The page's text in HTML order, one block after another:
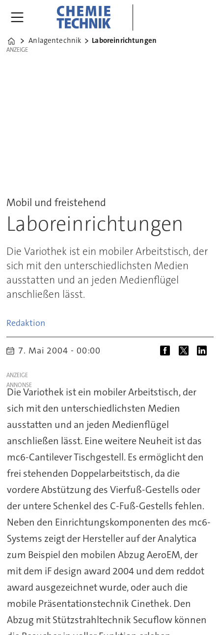
Home
Anlagentechnik Laboreinrichtungen
ANZEIGE
ANZEIGE
Mobil und freistehend
Laboreinrichtungen
Die Variothek ist ein mobiler Arbeitstisch, der
sich mit den unterschiedlichsten Medien
ausstatten und an jeden Medienflügel
anschließen lässt.
Redaktion
7. Mai 2004 - 00:00
ANZEIGE
Die Variothek ist ein mobiler Arbeitstisch, der
sich mit den unterschiedlichsten Medien
ausstatten und an jeden Medienflügel
anschließen lässt. Eine weitere Neuheit ist das
mc6-Cantilever Tischgestell. Es ermöglicht den
frei stehenden Doppelarbeitstisch, da die
vordere Abstützung des Vierfuß-Gestells oder
der untere Schenkel des C-Fuß-Gestells fehlen.
Neben den Einrichtungskomponenten des mc6-
Systems zeigt der Hersteller auf der Analytica
zum Beispiel den mobilen Abzug AeroEM, der
mit dem iF design award 2004 und dem reddot
award ausgezeichnet wurde, oder auch die
mobile Präsentationstechnik Cinethek. Den
Abzug mit Stützstrahltechnik Secuflow können